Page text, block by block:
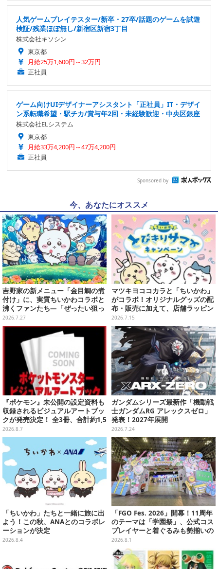
人気ゲームプレイテスター/新卒・27卒/話題のゲームを試遊
検証/残業ほぼ無し/新宿区新宿3丁目
株式会社キソシン
東京都
月給25万1,600円～32万円
正社員
ゲーム向けUIデザイナーアシスタント「正社員」IT・デザイ
ン系転職希望・駅チカ/賞与年2回・未経験歓迎・中央区銀座
株式会社ELシステム
東京都
月給33万4,200円～47万4,200円
正社員
Sponsored by
今、あなたにオススメ
吉野家の新メニュー「金目鯛の煮
付け」に、実質ちいかわコラボと
沸くファンたち―「ぜったい狙っ
ただろ！」「映画公開のタイミン
グで妙だな？」
2026.7.27
マツキヨココカラと「ちいかわ」
がコラボ！オリジナルグッズの配
布・販売に加えて、店舗ラッピン
グや”花火打ち上げ”まで盛り沢山
2026.7.15
『ポケモン』未公開の設定資料も
収録されるビジュアルアートブッ
クが発売決定！ 全3冊、合計約1,5
00ページの大ボリュームでシリー
ズ30年を振り返る
2026.8.7
ガンダムシリーズ最新作「機動戦
士ガンダムRG アレックスゼロ」
発表！2027年展開
2026.7.24
「ちいかわ」たちと一緒に旅に出
よう！この秋、ANAとのコラボレ
ーションが決定
2026.8.4
「FGO Fes. 2026」開幕！11周年
のテーマは「学園祭」、公式コス
プレイヤーと着ぐるみも勢揃いの
カルデア学園はお祭り一色
2026.8.1